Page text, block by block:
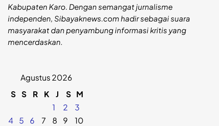
Kabupaten Karo. Dengan semangat jurnalisme
independen, Sibayaknews.com hadir sebagai suara
masyarakat dan penyambung informasi kritis yang
mencerdaskan.
Agustus 2026
S S R K J S M
1
2
3
4
5 6 7 8 9
10